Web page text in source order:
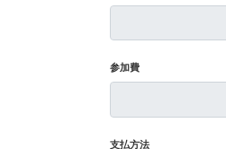
参加費
支払方法